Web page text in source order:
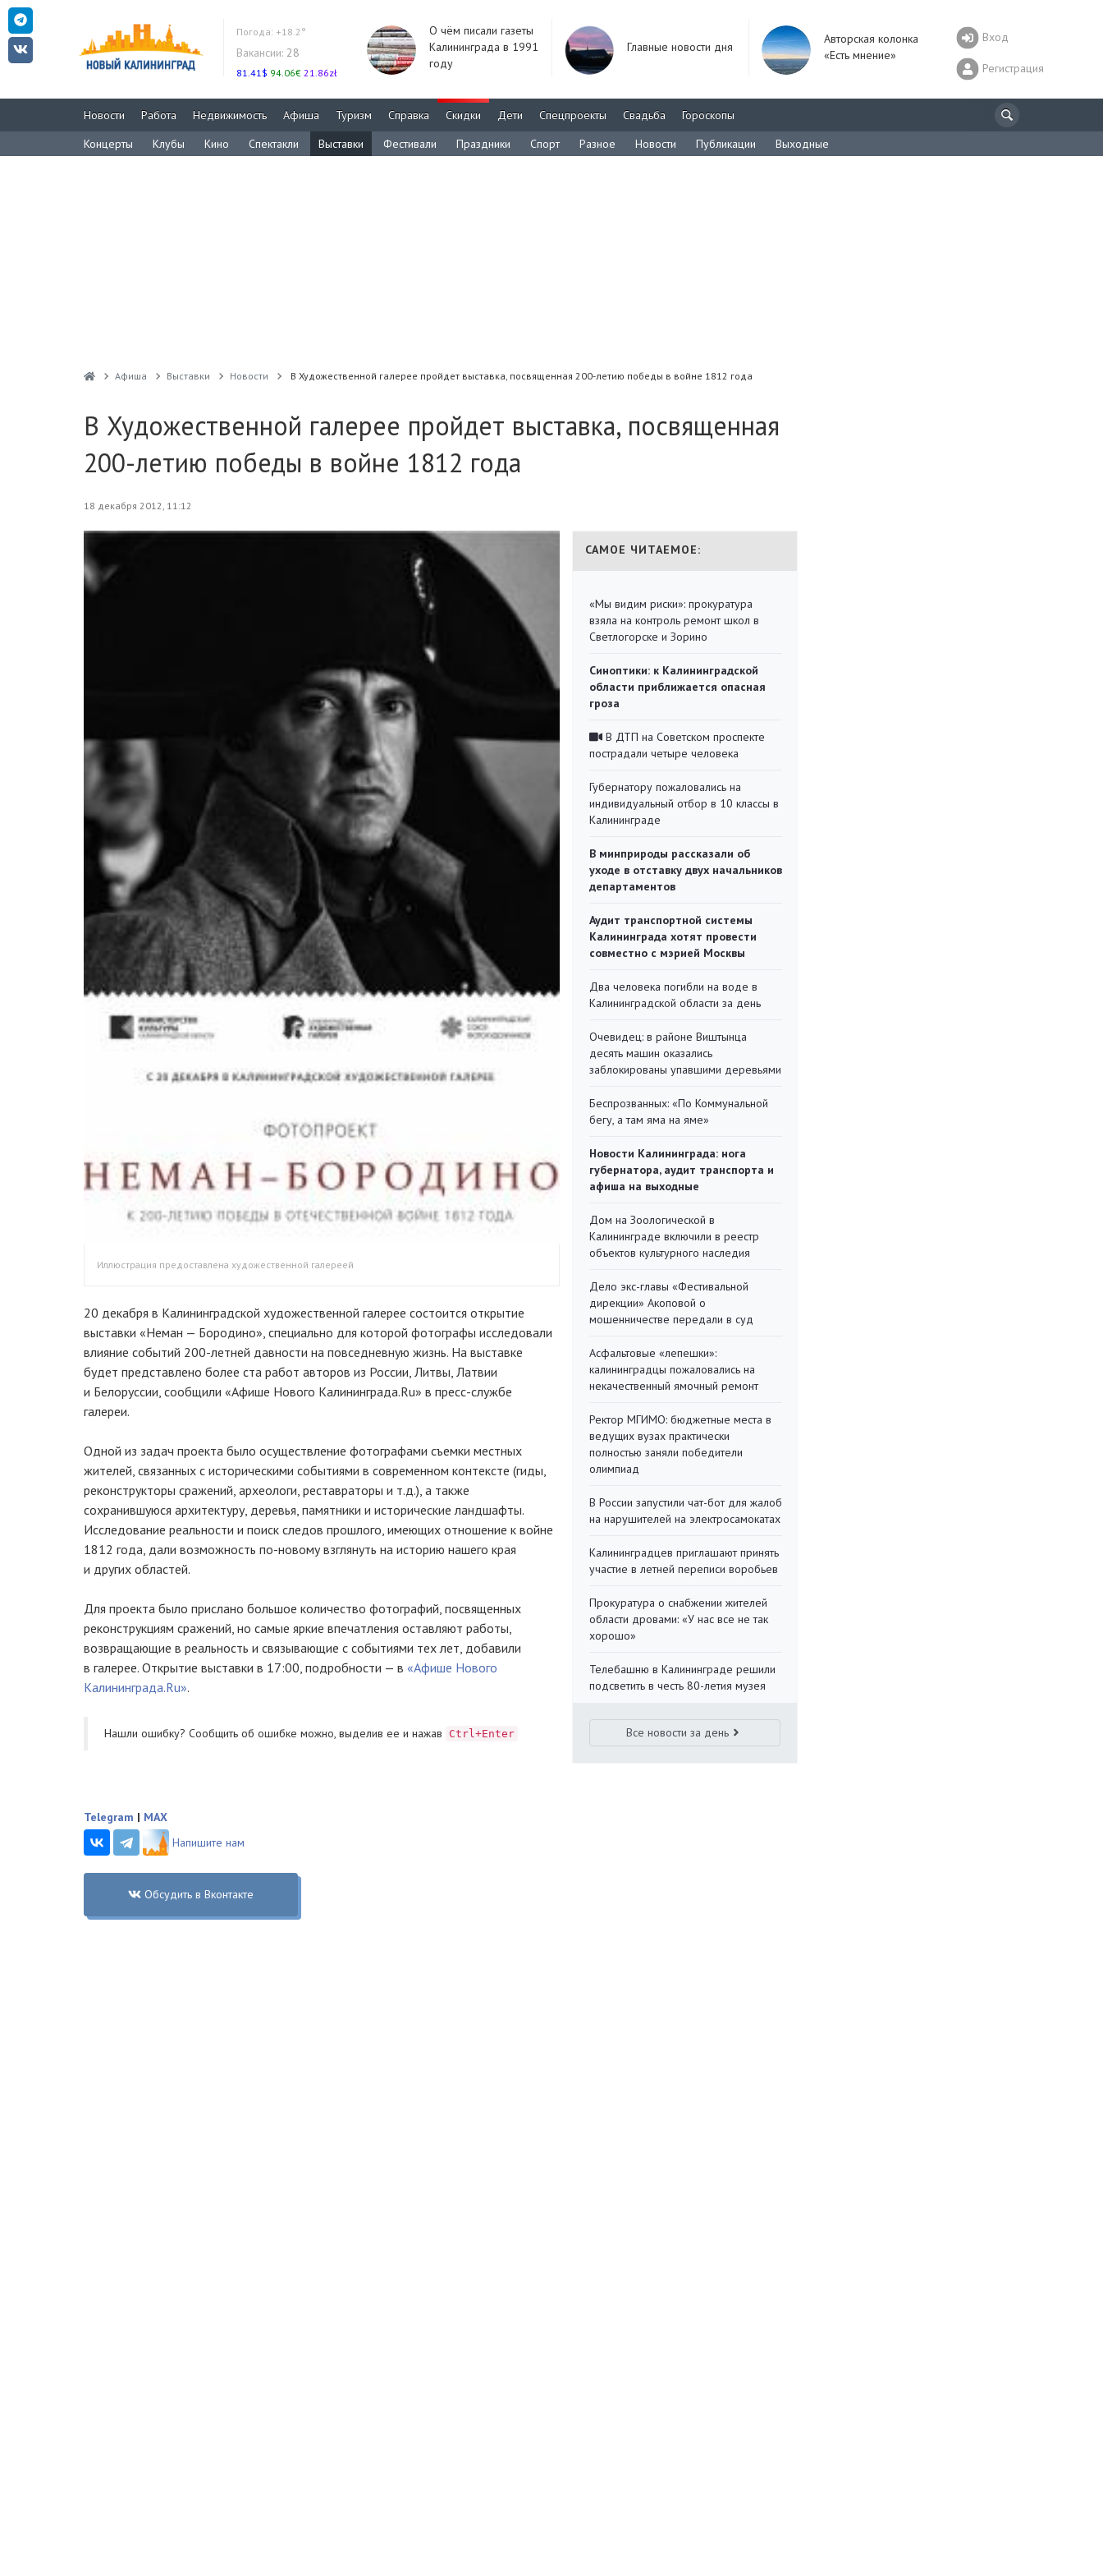
Погода: +18.2°
Вакансии: 28
81.41$ 94.06€ 21.86zł
О чём писали газеты
Калининграда в 1991
году
Главные новости дня
Авторская колонка
«Есть мнение»
Вход
Регистрация
Новости Работа Недвижимость Афиша Туризм Справка Скидки Дети Спецпроекты Свадьба
Гороскопы
Концерты
Клубы Кино Спектакли Выставки Фестивали Праздники Спорт Разное Новости Публикации Выходные
Афиша Выставки Новости В Художественной галерее пройдет выставка, посвященная 200-летию победы в войне 1812 года
В Художественной галерее пройдет выставка, посвященная
200-летию победы в войне 1812 года
18 декабря 2012, 11:12
Иллюстрация предоставлена художественной галереей
20 декабря в Калининградской художественной галерее состоится открытие
выставки «Неман — Бородино», специально для которой фотографы исследовали
влияние событий 200-летней давности на повседневную жизнь. На выставке
будет представлено более ста работ авторов из России, Литвы, Латвии
и Белоруссии, сообщили «Афише Нового Калининграда.Ru» в пресс-службе
галереи.
Одной из задач проекта было осуществление фотографами съемки местных
жителей, связанных с историческими событиями в современном контексте (гиды,
реконструкторы сражений, археологи, реставраторы и т.д.), а также
сохранившуюся архитектуру, деревья, памятники и исторические ландшафты.
Исследование реальности и поиск следов прошлого, имеющих отношение к войне
1812 года, дали возможность по-новому взглянуть на историю нашего края
и других областей.
Для проекта было прислано большое количество фотографий, посвященных
реконструкциям сражений, но самые яркие впечатления оставляют работы,
возвращающие в реальность и связывающие с событиями тех лет, добавили
в галерее. Открытие выставки в 17:00, подробности — в «Афише Нового
Калининграда.Ru».
Нашли ошибку? Cообщить об ошибке можно, выделив ее и нажав Ctrl+Enter
САМОЕ ЧИТАЕМОЕ:
«Мы видим риски»: прокуратура
взяла на контроль ремонт школ в
Светлогорске и Зорино
Синоптики: к Калининградской
области приближается опасная
гроза
В ДТП на Советском проспекте
пострадали четыре человека
Губернатору пожаловались на
индивидуальный отбор в 10 классы в
Калининграде
В минприроды рассказали об
уходе в отставку двух начальников
департаментов
Аудит транспортной системы
Калининграда хотят провести
совместно с мэрией Москвы
Два человека погибли на воде в
Калининградской области за день
Очевидец: в районе Виштынца
десять машин оказались
заблокированы упавшими деревьями
Беспрозванных: «По Коммунальной
бегу, а там яма на яме»
Новости Калининграда: нога
губернатора, аудит транспорта и
афиша на выходные
Дом на Зоологической в
Калининграде включили в реестр
объектов культурного наследия
Дело экс-главы «Фестивальной
дирекции» Акоповой о
мошенничестве передали в суд
Асфальтовые «лепешки»:
калининградцы пожаловались на
некачественный ямочный ремонт
Ректор МГИМО: бюджетные места в
ведущих вузах практически
полностью заняли победители
олимпиад
В России запустили чат-бот для жалоб
на нарушителей на электросамокатах
Калининградцев приглашают принять
участие в летней переписи воробьев
Прокуратура о снабжении жителей
области дровами: «У нас все не так
хорошо»
Телебашню в Калининграде решили
подсветить в честь 80-летия музея
Все новости за день
Telegram | MAX
Напишите нам
Обсудить в Вконтакте